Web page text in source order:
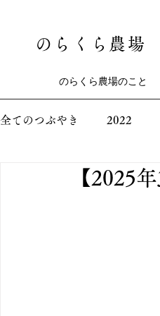
のらくら農場
のらくら農場のこと
全てのつぶやき 2022
【2025